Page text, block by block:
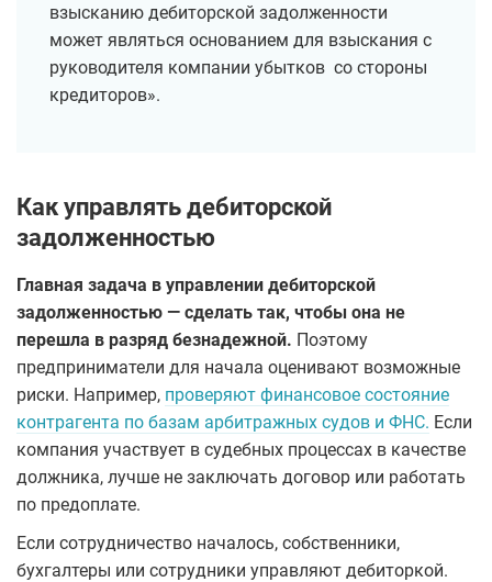
взысканию дебиторской задолженности
может являться основанием для взыскания с
руководителя компании убытков со стороны
кредиторов».
Как управлять дебиторской
задолженностью
Главная задача в управлении дебиторской
задолженностью — сделать так, чтобы она не
перешла в разряд безнадежной. Поэтому
предприниматели для начала оценивают возможные
риски. Например, проверяют финансовое состояние
контрагента по базам арбитражных судов и ФНС. Если
компания участвует в судебных процессах в качестве
должника, лучше не заключать договор или работать
по предоплате.
Если сотрудничество началось, собственники,
бухгалтеры или сотрудники управляют дебиторкой.